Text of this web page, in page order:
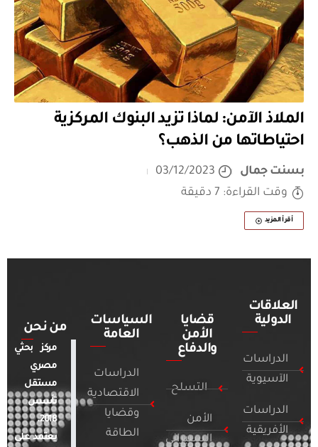
الملاذ الآمن: لماذا تزيد البنوك المركزية
احتياطاتها من الذهب؟
بسنت جمال
03/12/2023
وقت القراءة: 7 دقيقة
أقرأ المزيد
العلاقات
الدولية
الدراسات
الآسيوية
الدراسات
الأفريقية
قضايا
الأمن
والدفاع
التسلح
الأمن
السيبراني
السياسات
العامة
الدراسات
الاقتصادية
وقضايا
الطاقة
من نحن
مركز بحثي
مصري
مستقل
تأسس
2018.
يعتمد على